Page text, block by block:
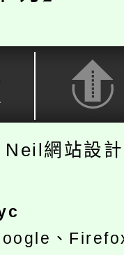
Neil網站設
、